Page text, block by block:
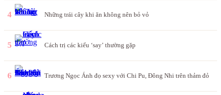
4 Những trái cây khi ăn không nên bỏ vỏ
5 Cách trị các kiểu ‘say’ thường gặp
6 Trương Ngọc Ánh đọ sexy với Chi Pu, Đông Nhi trên thảm đỏ